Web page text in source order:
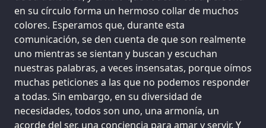
en su círculo forma un hermoso collar de muchos
colores. Esperamos que, durante esta
comunicación, se den cuenta de que son realmente
uno mientras se sientan y buscan y escuchan
nuestras palabras, a veces insensatas, porque oímos
muchas peticiones a las que no podemos responder
a todas. Sin embargo, en su diversidad de
necesidades, todos son uno, una armonía, un
acorde del ser, una conciencia para amar y servir. Y